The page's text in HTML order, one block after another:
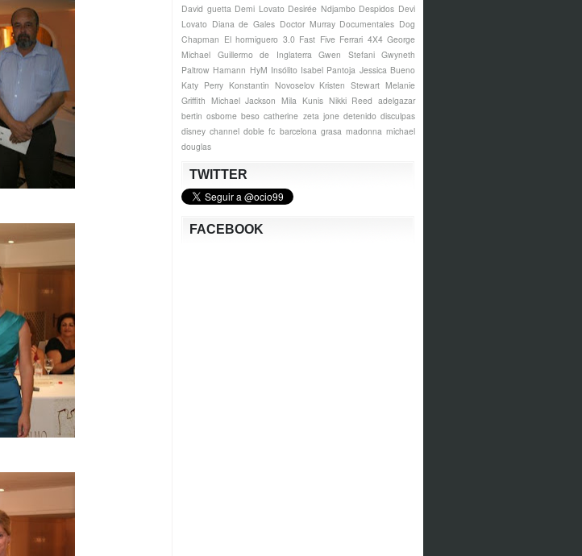
David guetta Demi Lovato Desirée Ndjambo Despidos Devi
Lovato Diana de Gales Doctor Murray Documentales Dog
Chapman El hormiguero 3.0 Fast Five Ferrari 4X4 George
Michael Guillermo de Inglaterra Gwen Stefani Gwyneth
Paltrow Hamann HyM Insólito Isabel Pantoja Jessica Bueno
Katy Perry Konstantin Novoselov Kristen Stewart Melanie
Griffith Michael Jackson Mila Kunis Nikki Reed adelgazar
bertin osborne beso catherine zeta jone detenido disculpas
disney channel doble fc barcelona grasa madonna michael
douglas
TWITTER
FACEBOOK